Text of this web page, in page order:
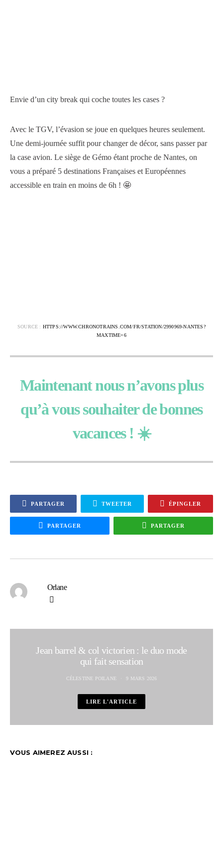
Envie d’un city break qui coche toutes les cases ?
Avec le TGV, l’évasion se joue en quelques heures seulement.
Une demi-journée suffit pour changer de décor, sans passer par
la case avion. Le siège de Gémo étant proche de Nantes, on
vous a préparé 5 destinations Françaises et Européennes
accessible en train en moins de 6h ! 🤩
SOURCE : HTTPS://WWW.CHRONOTRAINS.COM/FR/STATION/2990969-NANTES?
MAXTIME=6
Maintenant nous n’avons plus
qu’à vous souhaiter de bonnes
vacances ! ☀️
PARTAGER TWEETER ÉPINGLER
PARTAGER PARTAGER
Orlane
Jean barrel & col victorien : le duo mode
qui fait sensation
CÉLESTINE POILANE 9 MARS 2026
LIRE L'ARTICLE
VOUS AIMEREZ AUSSI :